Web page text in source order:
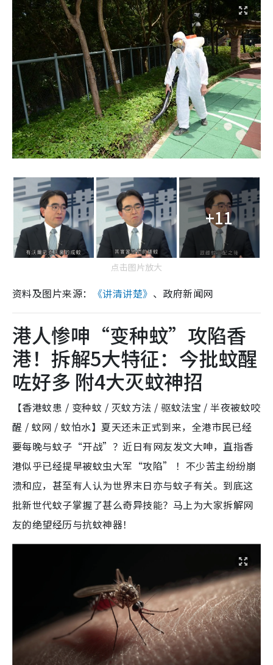
+11
点击图片放大
资料及图片来源： 《讲清讲楚》 、政府新闻网
港人惨呻“变种蚊”攻陷香
港！拆解5大特征：今批蚊醒
咗好多 附4大灭蚊神招
【香港蚊患 / 变种蚊 / 灭蚊方法 / 驱蚊法宝 / 半夜被蚊咬
醒 / 蚊网 / 蚊怕水】夏天还未正式到来，全港市民已经
要每晚与蚊子“开战”？近日有网友发文大呻，直指香
港似乎已经提早被蚊虫大军“攻陷” ！不少苦主纷纷崩
溃和应，甚至有人认为世界末日亦与蚊子有关。到底这
批新世代蚊子掌握了甚么奇异技能？马上为大家拆解网
友的绝望经历与抗蚊神器！